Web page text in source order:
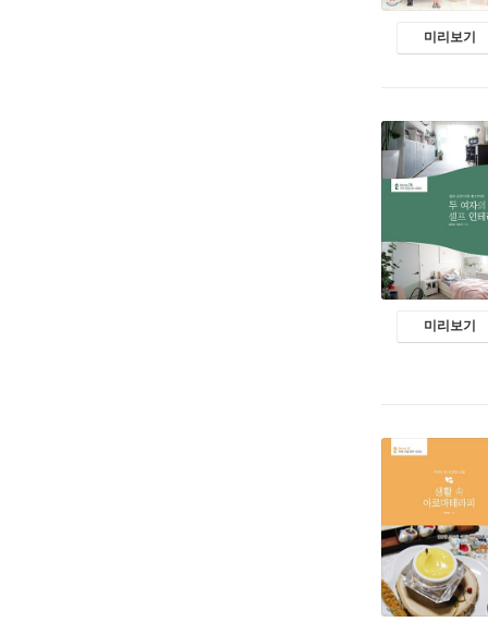
미리보기
미리보기